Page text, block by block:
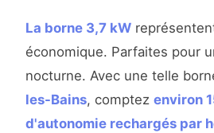
La borne 3,7 kW
économique. Parfaites pour
nocturne. Avec une telle
les-Bains, comptez environ
d'autonomie rechargés par